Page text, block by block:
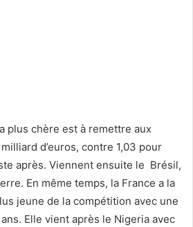
plus chère est à remettre aux
d’euros, contre 1,03 pour
après. Viennent ensuite le Brésil,
En même temps, la France a la
jeune de la compétition avec une
Elle vient après le Nigeria avec